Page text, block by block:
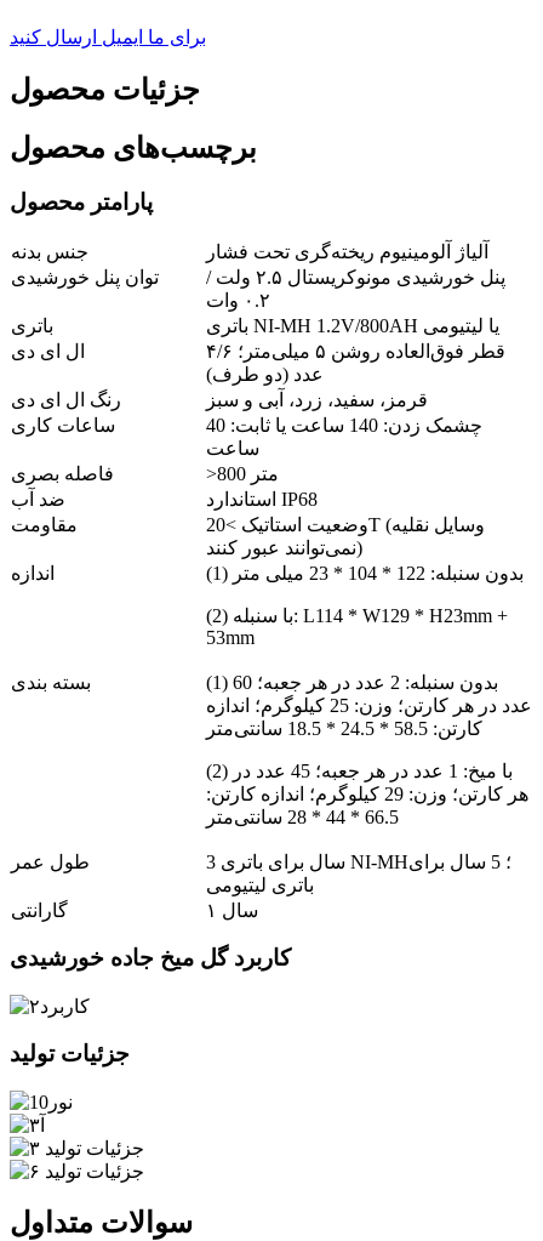
برای ما ایمیل ارسال کنید
جزئیات محصول
برچسب‌های محصول
پارامتر محصول
جنس بدنه
آلیاژ آلومینیوم ریخته‌گری تحت فشار
توان پنل خورشیدی
پنل خورشیدی مونوکریستال ۲.۵ ولت /
۰.۲ وات
باتری
باتری NI-MH 1.2V/800AH یا لیتیومی
ال ای دی
قطر فوق‌العاده روشن ۵ میلی‌متر؛ ۴/۶
عدد (دو طرف)
رنگ ال ای دی
قرمز، سفید، زرد، آبی و سبز
ساعات کاری
چشمک زدن: 140 ساعت یا ثابت: 40
ساعت
فاصله بصری
>800 متر
ضد آب
استاندارد IP68
مقاومت
وضعیت استاتیک >20T (وسایل نقلیه
نمی‌توانند عبور کنند)
اندازه
(1) بدون سنبله: 122 * 104 * 23 میلی متر
(2) با سنبله: L114 * W129 * H23mm +
53mm
بسته بندی
(1) بدون سنبله: 2 عدد در هر جعبه؛ 60
عدد در هر کارتن؛ وزن: 25 کیلوگرم؛ اندازه
کارتن: 58.5 * 24.5 * 18.5 سانتی‌متر
(2) با میخ: 1 عدد در هر جعبه؛ 45 عدد در
هر کارتن؛ وزن: 29 کیلوگرم؛ اندازه کارتن:
66.5 * 44 * 28 سانتی‌متر
طول عمر
3 سال برای باتری NI-MH؛ 5 سال برای
باتری لیتیومی
گارانتی
۱ سال
کاربرد گل میخ جاده خورشیدی
جزئیات تولید
سوالات متداول